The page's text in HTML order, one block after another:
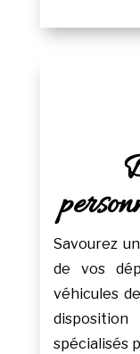
Savourez
de vos
véhicules
spécialisés